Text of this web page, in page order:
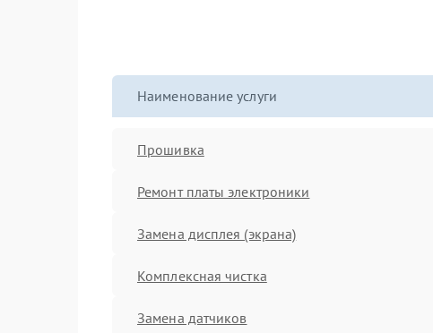
Наименование услуги
Прошивка
Ремонт платы электроники
Замена дисплея (экрана)
Комплексная чистка
Замена датчиков